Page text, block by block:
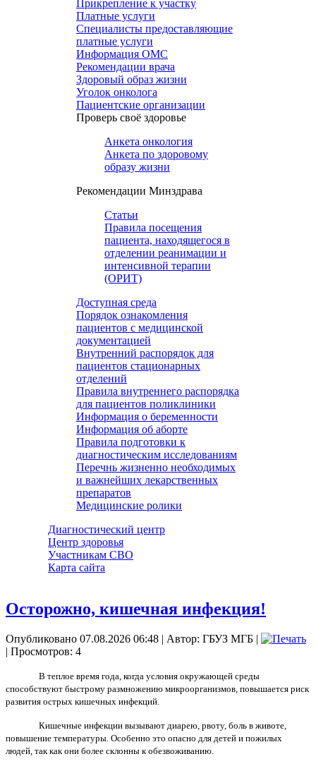
Прикрепление к участку
Платные услуги
Специалисты предоставляющие
платные услуги
Информация ОМС
Рекомендации врача
Здоровый образ жизни
Уголок онколога
Пациентские организации
Проверь своё здоровье
Анкета онкология
Анкета по здоровому
образу жизни
Рекомендации Минздрава
Статьи
Правила посещения
пациента, находящегося в
отделении реанимации и
интенсивной терапии
(ОРИТ)
Доступная среда
Порядок ознакомления
пациентов с медицинской
документацией
Внутренний распорядок для
пациентов стационарных
отделений
Правила внутреннего распорядка
для пациентов поликлиники
Информация о беременности
Информация об аборте
Правила подготовки к
диагностическим исследованиям
Перечнь жизненно необходимых
и важнейших лекарственных
препаратов
Медицинские ролики
Диагностический центр
Центр здоровья
Участникам СВО
Карта сайта
Осторожно, кишечная инфекция!
Опубликовано 07.08.2026 06:48 | Автор: ГБУЗ МГБ |
| Просмотров: 4
В теплое время года, когда условия окружающей среды
способствуют быстрому размножению микроорганизмов, повышается риск
развития острых кишечных инфекций.
Кишечные инфекции вызывают диарею, рвоту, боль в животе,
повышение температуры. Особенно это опасно для детей и пожилых
людей, так как они более склонны к обезвоживанию.